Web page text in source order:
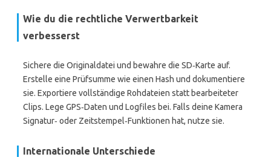
Wie du die rechtliche Verwertbarkeit
verbesserst
Sichere die Originaldatei und bewahre die SD‑Karte auf.
Erstelle eine Prüfsumme wie einen Hash und dokumentiere
sie. Exportiere vollständige Rohdateien statt bearbeiteter
Clips. Lege GPS‑Daten und Logfiles bei. Falls deine Kamera
Signatur‑ oder Zeitstempel‑Funktionen hat, nutze sie.
Internationale Unterschiede